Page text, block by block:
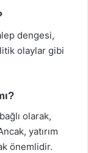
dengesi,
olaylar gibi
olarak,
yatırım
önemlidir.